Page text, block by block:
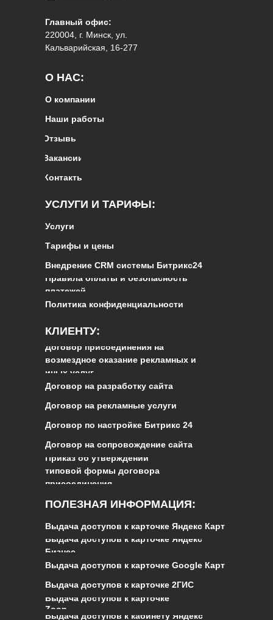
Главный офис:
220004, г. Минск, ул.
Кальварийская, 16-277
КЛИЕНТУ:
Контакты
О компании
Наши работы
Вакансии
О НАС:
Политика конфиденциальности
Приказ об утверждении
типовой формы договора
присоединения
Тарифы и цены
Внедрение CRM системы Битрикс24
Правила оплаты и безопасность
платежей
Выдача доступов к карточке
Zoon
Выдача доступов к кабинету Яндекс
Выдача доступов к карточке Яндекс Карт
Выдача доступов к карточке Яндекс
Бизнес
Выдача доступов к карточке Google Карт
Выдача доступов к карточке 2ГИС
ПОЛЕЗНАЯ ИНФОРМАЦИЯ:
УСЛУГИ И ТАРИФЫ:
Услуги
Договор на разработку сайта
Договор на рекламные услуги
Договор по настройке Битрикс 24
Договор на сопровождение сайта
Договор присоединения на
возмездное оказание рекламных и
иных услуг
Отзывы